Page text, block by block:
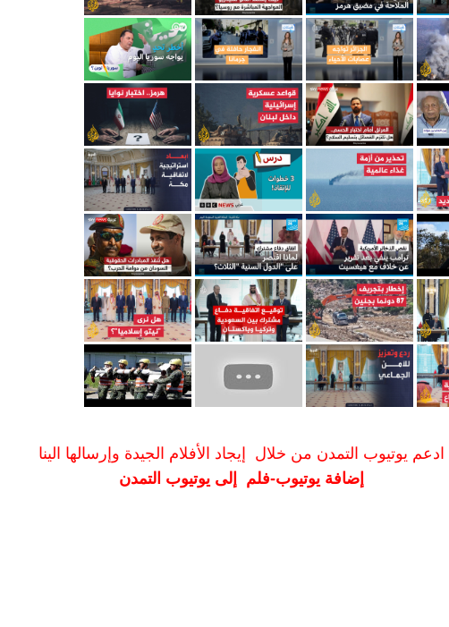
ادعم يوتيوب التمدن من خلال إيجاد الأفلام الجيدة وإرسالها الينا
إضافة يوتيوب-فلم إلى يوتيوب التمدن